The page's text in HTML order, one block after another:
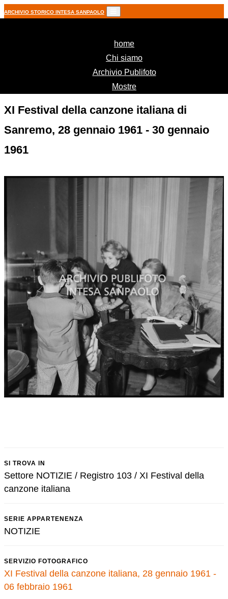
ARCHIVIO STORICO INTESA SANPAOLO
home(current)
Chi siamo
Archivio Publifoto
Mostre
XI Festival della canzone italiana di
Sanremo, 28 gennaio 1961 - 30 gennaio
1961
SI TROVA IN
Settore NOTIZIE / Registro 103 / XI Festival della
canzone italiana
SERIE APPARTENENZA
NOTIZIE
SERVIZIO FOTOGRAFICO
XI Festival della canzone italiana, 28 gennaio 1961 -
06 febbraio 1961